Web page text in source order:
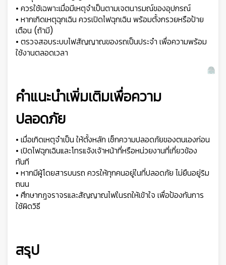
• ควรใช้เฉพาะเมื่อมีเหตุจำเป็นตามเจตนารมณ์ของอุปกรณ์
• หากเกิดเหตุฉุกเฉิน ควรเปิดไฟฉุกเฉิน พร้อมตั้งกรวยหรือป้าย
เตือน (ถ้ามี)
• ตรวจสอบระบบไฟสัญญาณของรถเป็นประจำ เพื่อความพร้อม
ใช้งานตลอดเวลา
คำแนะนำเพิ่มเติมเพื่อความ
ปลอดภัย
• เมื่อเกิดเหตุจำเป็น ให้ตั้งหลัก เช็กความปลอดภัยของตนเองก่อน
• เปิดไฟฉุกเฉินและโทรแจ้งเจ้าหน้าที่หรือหน่วยงานที่เกี่ยวข้อง
ทันที
• หากมีผู้โดยสารบนรถ ควรให้ทุกคนอยู่ในที่ปลอดภัย ไม่ยืนอยู่ริม
ถนน
• ศึกษากฎจราจรและสัญญาณไฟในรถให้เข้าใจ เพื่อป้องกันการ
ใช้ผิดวิธี
สรุป